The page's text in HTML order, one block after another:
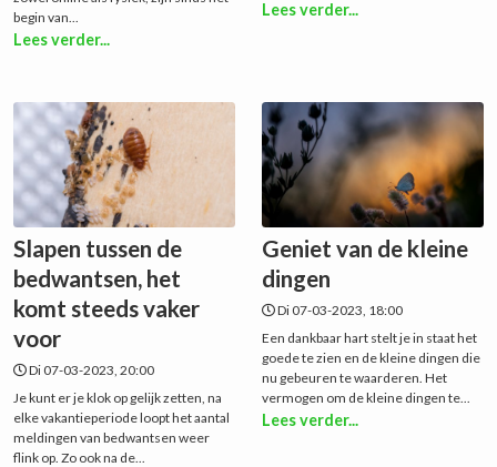
begin van...
Lees verder...
Lees verder...
Slapen tussen de
bedwantsen, het
komt steeds vaker
voor
Di 07-03-2023, 20:00
Je kunt er je klok op gelijk zetten, na
elke vakantieperiode loopt het aantal
meldingen van bedwantsen weer
flink op. Zo ook na de...
Geniet van de kleine
dingen
Di 07-03-2023, 18:00
Een dankbaar hart stelt je in staat het
goede te zien en de kleine dingen die
nu gebeuren te waarderen. Het
vermogen om de kleine dingen te...
Lees verder...